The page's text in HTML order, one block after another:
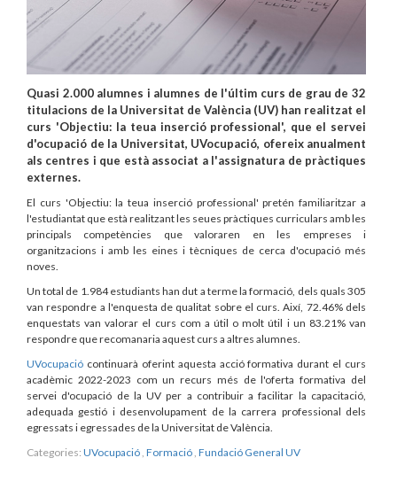
Quasi 2.000 alumnes i alumnes de l'últim curs de grau de 32
titulacions de la Universitat de València (UV) han realitzat el
curs 'Objectiu: la teua inserció professional', que el servei
d'ocupació de la Universitat, UVocupació, ofereix anualment
als centres i que està associat a l'assignatura de pràctiques
externes.
El curs 'Objectiu: la teua inserció professional' pretén familiaritzar a
l'estudiantat que està realitzant les seues pràctiques curriculars amb les
principals competències que valoraren en les empreses i
organitzacions i amb les eines i tècniques de cerca d'ocupació més
noves.
Un total de 1.984 estudiants han dut a terme la formació, dels quals 305
van respondre a l'enquesta de qualitat sobre el curs. Així, 72.46% dels
enquestats van valorar el curs com a útil o molt útil i un 83.21% van
respondre que recomanaria aquest curs a altres alumnes.
UVocupació continuarà oferint aquesta acció formativa durant el curs
acadèmic 2022-2023 com un recurs més de l'oferta formativa del
servei d'ocupació de la UV per a contribuir a facilitar la capacitació,
adequada gestió i desenvolupament de la carrera professional dels
egressats i egressades de la Universitat de València.
Categories: UVocupació, Formació, Fundació General UV